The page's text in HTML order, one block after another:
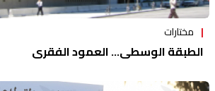
مختارات
الطبقة الوسطى... العمود الفقري